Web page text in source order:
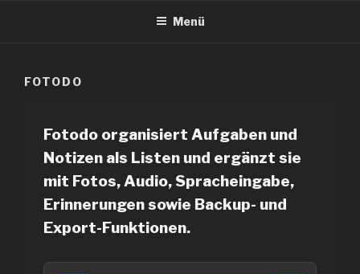
Menü
FOTODO
Fotodo organisiert Aufgaben und
Notizen als Listen und ergänzt sie
mit Fotos, Audio, Spracheingabe,
Erinnerungen sowie Backup- und
Export-Funktionen.